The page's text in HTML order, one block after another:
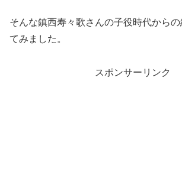
そんな鎮西寿々歌さんの子役時代から
てみました。
スポンサーリンク